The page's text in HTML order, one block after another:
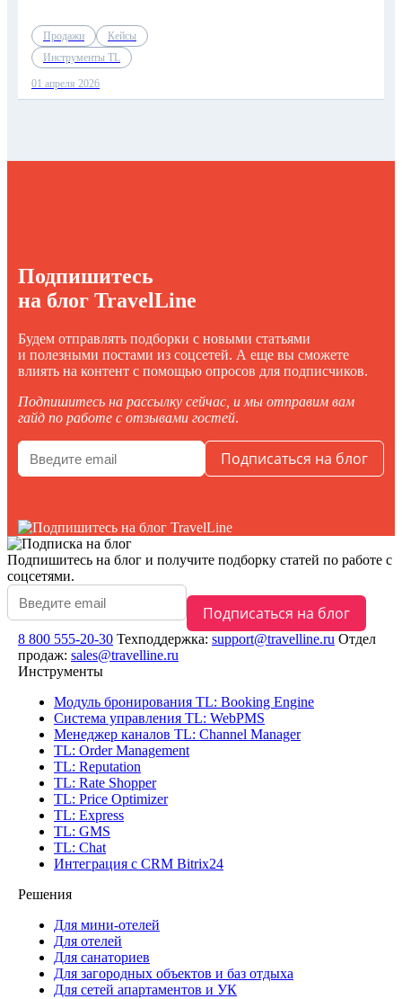
Продажи
Кейсы
Инструменты TL
01 апреля 2026
Подпишитесь
на блог TravelLine
Будем отправлять подборки с новыми статьями
и полезными постами из соцсетей. А еще вы сможете
влиять на контент с помощью опросов для подписчиков.
Подпишитесь на рассылку сейчас, и мы отправим вам
гайд по работе с отзывами гостей.
Подпишитесь на блог и получите подборку статей по работе с
соцсетями.
8 800 555-20-30 Техподдержка: support@travelline.ru Отдел
продаж: sales@travelline.ru
Инструменты
Модуль бронирования TL: Booking Engine
Система управления TL: WebPMS
Менеджер каналов TL: Channel Manager
TL: Order Management
TL: Reputation
TL: Rate Shopper
TL: Price Optimizer
TL: Express
TL: GMS
TL: Chat
Интеграция с CRM Bitrix24
Решения
Для мини-отелей
Для отелей
Для санаториев
Для загородных объектов и баз отдыха
Для сетей апартаментов и УК